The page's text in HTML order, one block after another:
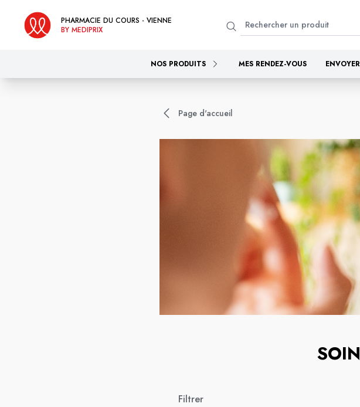
PHARMACIE DU COURS - VIENNE
BY MEDIPRIX
NOS PRODUITS MES RENDEZ-VOUS
Page d'accueil
Filtrer